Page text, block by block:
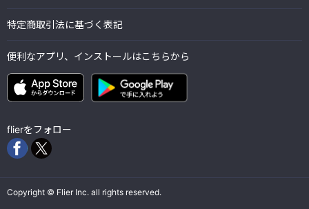
特定商取引法に基づく表記
便利なアプリ、インストールはこちらから
flierをフォロー
Copyright © Flier Inc. all rights reserved.